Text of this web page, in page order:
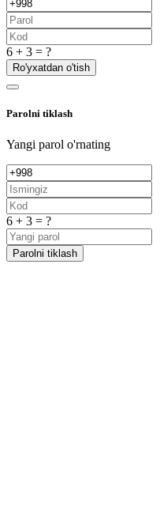
6 + 3 = ?
Ro'yxatdan o'tish
Parolni tiklash
Yangi parol o'rnating
6 + 3 = ?
Parolni tiklash